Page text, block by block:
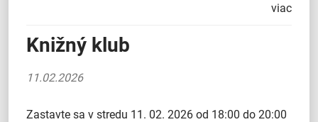
viac
Knižný klub
11.02.2026
Zastavte sa v stredu 11. 02. 2026 od 18:00 do 20:00